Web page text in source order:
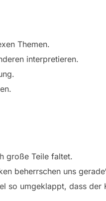
Themen.
interpretieren.
große Teile faltet.
beherrschen uns
so umgeklappt, dass der